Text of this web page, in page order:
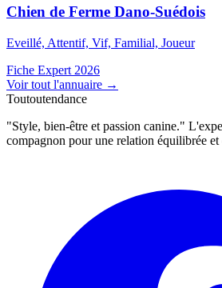
Chien de Ferme Dano-Suédois
Eveillé, Attentif, Vif, Familial, Joueur
Fiche Expert 2026
Voir tout l'annuaire →
Toutoutendance
"Style, bien-être et passion canine."
compagnon pour une relation équilibrée et